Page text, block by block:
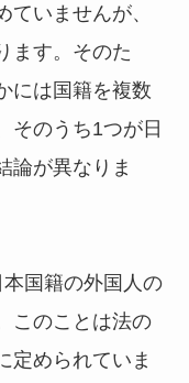
ていませんが、
ます。そのた
には国籍を複数
そのうち1つが日
論が異なりま
国籍の外国人の
このことは法の
定められていま